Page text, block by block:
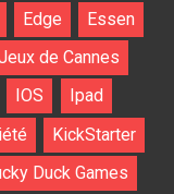
Edge
Essen
de Cannes
IOS
Ipad
KickStarter
Duck Games